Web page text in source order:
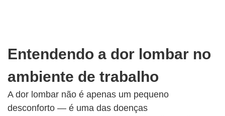
Entendendo a dor lombar no
ambiente de trabalho
A dor lombar não é apenas um pequeno
desconforto — é uma das doenças